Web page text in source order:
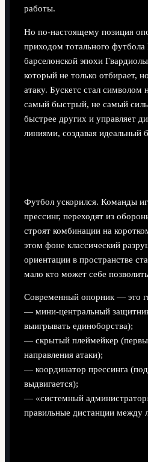
работы.
Но по-настоящему позиция
приходом тотального
барселонской эпохи
который не только отбирает,
атаку. Бускетс стал символом
самый быстрый, не самый
быстрее других и управляет
линиями, создавая идеальный
Футбол ускорился. Команды
прессинг, переходят из
строят комбинации на
этом фоне классический
ориентации в пространстве
мало кто может себе
Современный опорник — это
— мини‑центральный
выигрывать единоборства);
— скрытый плеймейкер
направления атаки);
— координатор прессинга
выдвигается);
— «системный
правильные дистанции между